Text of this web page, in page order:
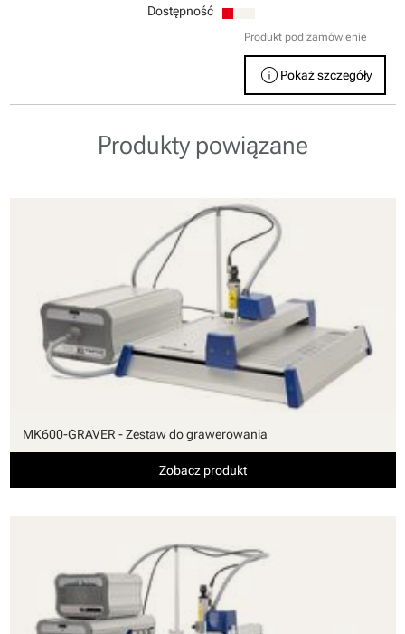
Dostępność
Produkt pod zamówienie
info Pokaż szczegóły
Produkty powiązane
MK600-GRAVER - Zestaw do grawerowania
Zobacz produkt